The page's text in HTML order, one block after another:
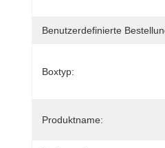
Benutzerdefinierte
Boxtyp:
Produktname: